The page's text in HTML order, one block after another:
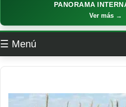
PANORAMA
Ver más →
☰ Menú